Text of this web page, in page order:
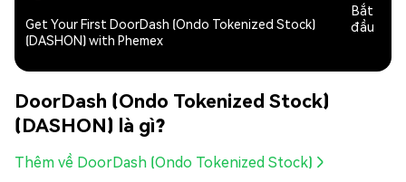
Get Your First DoorDash (Ondo Tokenized Stock)
(DASHON) with Phemex
Bắt
đầu
DoorDash (Ondo Tokenized Stock)
(DASHON) là gì?
Thêm về DoorDash (Ondo Tokenized Stock)